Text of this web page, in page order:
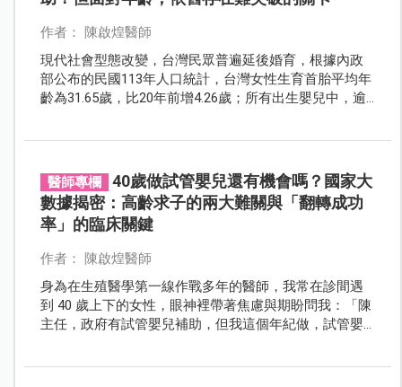
作者： 陳啟煌醫師
現代社會型態改變，台灣民眾普遍延後婚育，根據內政
部公布的民國113年人口統計，台灣女性生育首胎平均年
齡為31.65歲，比20年前增4.26歲；所有出生嬰兒中，逾3
面臨較高的風險，而讓身心承受更大的壓力。
醫師專欄
40歲做試管嬰兒還有機會嗎？國家大
數據揭密：高齡求子的兩大難關與「翻轉成功
率」的臨床關鍵
作者： 陳啟煌醫師
身為在生殖醫學第一線作戰多年的醫師，我常在診間遇
到 40 歲上下的女性，眼神裡帶著焦慮與期盼問我：「陳
主任，政府有試管嬰兒補助，但我這個年紀做，試管嬰